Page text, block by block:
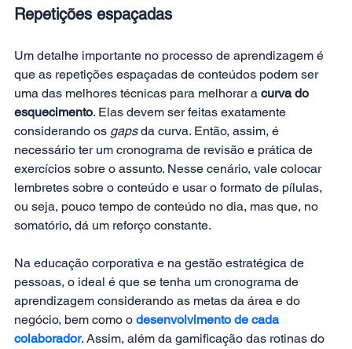
Repetições espaçadas
Um detalhe importante no processo de aprendizagem é
que as repetições espaçadas de conteúdos podem ser
uma das melhores técnicas para melhorar a curva do
esquecimento. Elas devem ser feitas exatamente
considerando os gaps da curva. Então, assim, é
necessário ter um cronograma de revisão e prática de
exercícios sobre o assunto. Nesse cenário, vale colocar
lembretes sobre o conteúdo e usar o formato de pílulas,
ou seja, pouco tempo de conteúdo no dia, mas que, no
somatório, dá um reforço constante.
Na educação corporativa e na gestão estratégica de
pessoas, o ideal é que se tenha um cronograma de
aprendizagem considerando as metas da área e do
negócio, bem como o desenvolvimento de cada
colaborador. Assim, além da gamificação das rotinas do